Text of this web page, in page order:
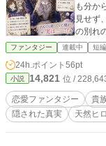
も分か
見せず、誇
の別れの
中、従
約、近
ての婚
られた
すの。 勘違いとすれ違いから始まる、切なくて優しい恋の物
語。
ファンタジー 連載中 短編
24h.ポイント 56pt
小説 14,821 位 /
恋愛ファンタジー 貴
隠された真実
天然ヒ